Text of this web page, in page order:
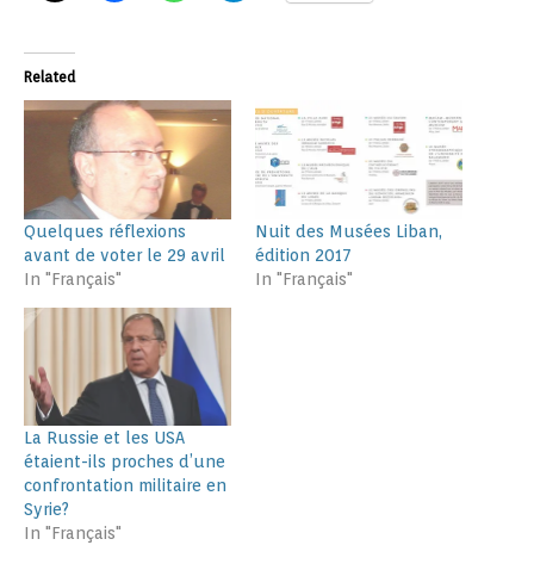
Related
Quelques réflexions
avant de voter le 29 avril
In "Français"
Nuit des Musées Liban,
édition 2017
In "Français"
La Russie et les USA
étaient-ils proches d’une
confrontation militaire en
Syrie?
In "Français"